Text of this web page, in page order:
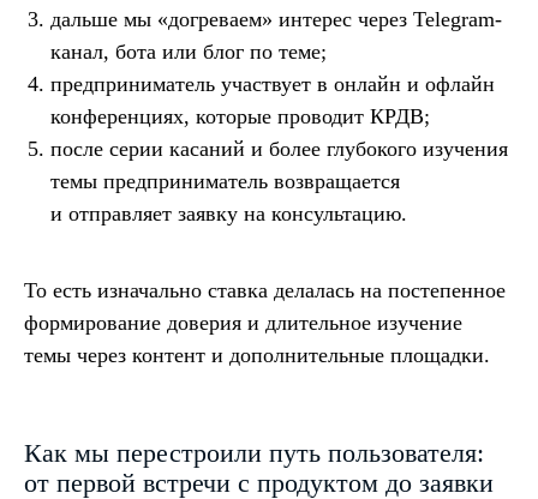
дальше мы «догреваем» интерес через Telegram-
канал, бота или блог по теме;
предприниматель участвует в онлайн и офлайн
конференциях, которые проводит КРДВ;
после серии касаний и более глубокого изучения
темы предприниматель возвращается
и отправляет заявку на консультацию.
То есть изначально ставка делалась на постепенное
формирование доверия и длительное изучение
темы через контент и дополнительные площадки.
Как мы перестроили путь пользователя:
от первой встречи с продуктом до заявки